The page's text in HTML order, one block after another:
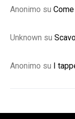
Anonimo su
Unknown su
Anonimo su I